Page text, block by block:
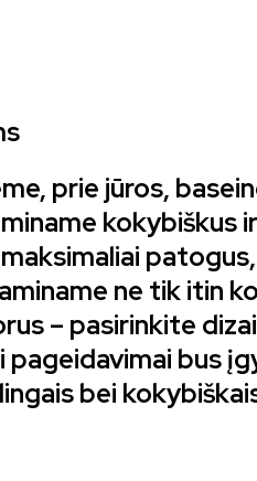
prie jūros,
kokybiškus
ne tik itin
– pasirinkite
pageidavimai bus
bei